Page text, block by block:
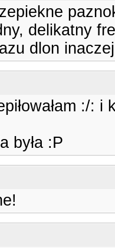
delikatny
dlon
:/:
była :P